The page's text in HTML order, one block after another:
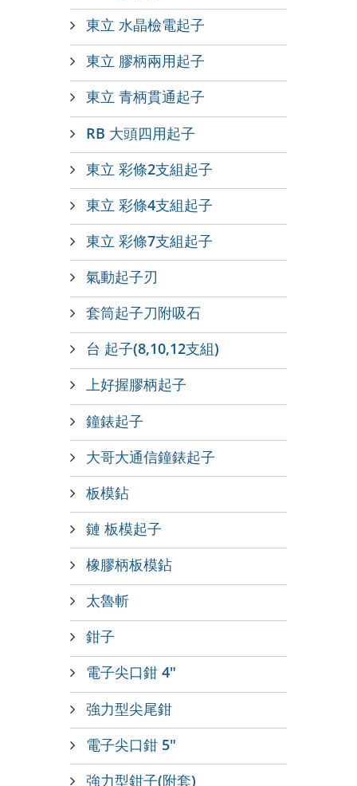
東立 水晶檢電起子
東立 膠柄兩用起子
東立 青柄貫通起子
RB 大頭四用起子
東立 彩條2支組起子
東立 彩條4支組起子
東立 彩條7支組起子
氣動起子刃
套筒起子刀附吸石
台 起子(8,10,12支組)
上好握膠柄起子
鐘錶起子
大哥大通信鐘錶起子
板模鉆
鏈 板模起子
橡膠柄板模鉆
太魯斬
鉗子
電子尖口鉗 4"
強力型尖尾鉗
電子尖口鉗 5"
強力型鉗子(附套)